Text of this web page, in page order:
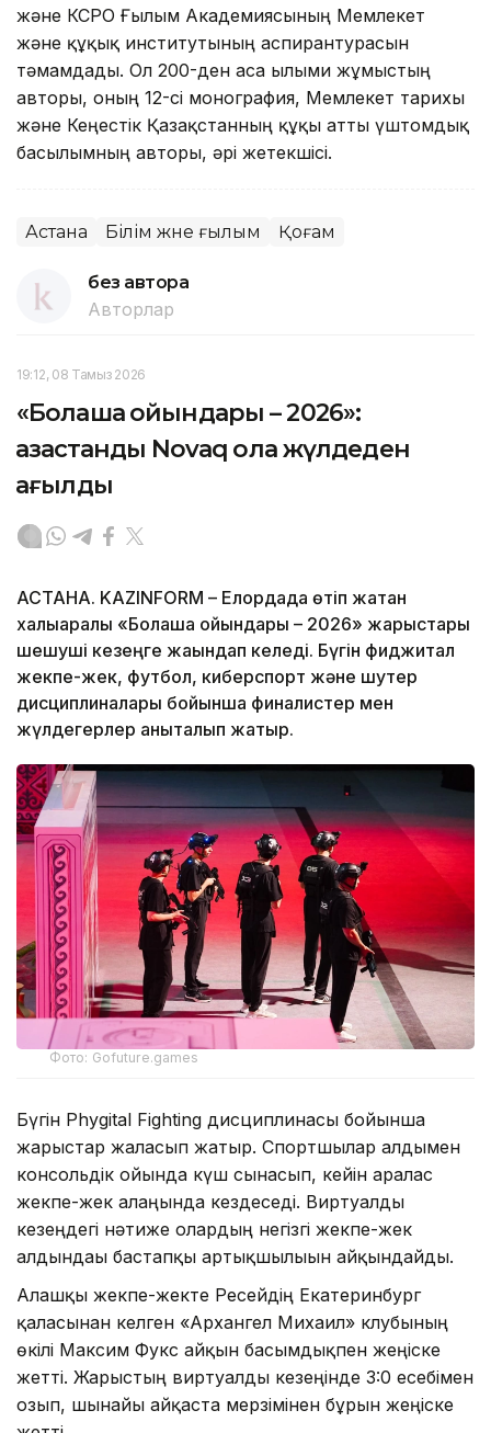
және КСРО Ғылым Академиясының Мемлекет
және құқық институтының аспирантурасын
тәмамдады. Ол 200-ден аса ғылыми жұмыстың
авторы, оның 12-сі монография, Мемлекет тарихы
және Кеңестік Қазақстанның құқы атты үштомдық
басылымның авторы, әрі жетекшісі.
Астана Білім және ғылым Қоғам
без автора
Авторлар
19:12, 08 Тамыз 2026
«Болашақ ойындары – 2026»:
қазақстандық Novaq қола жүлдеден
қағылды
АСТАНА. KAZINFORM – Елордада өтіп жатқан
халықаралық «Болашақ ойындары – 2026» жарыстары
шешуші кезеңге жақындап келеді. Бүгін фиджитал
жекпе-жек, футбол, киберспорт және шутер
дисциплиналары бойынша финалистер мен
жүлдегерлер анықталып жатыр.
Фото: Gofuture.games
Бүгін Phygital Fighting дисциплинасы бойынша
жарыстар жалғасып жатыр. Спортшылар алдымен
консольдік ойында күш сынасып, кейін аралас
жекпе-жек алаңында кездеседі. Виртуалды
кезеңдегі нәтиже олардың негізгі жекпе-жек
алдындағы бастапқы артықшылығын айқындайды.
Алғашқы жекпе-жекте Ресейдің Екатеринбург
қаласынан келген «Архангел Михаил» клубының
өкілі Максим Фукс айқын басымдықпен жеңіске
жетті. Жарыстың виртуалды кезеңінде 3:0 есебімен
озып, шынайы айқаста мерзімінен бұрын жеңіске